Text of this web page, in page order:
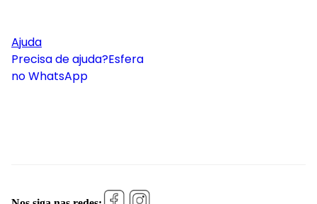
Ajuda
Precisa de ajuda?Esfera
no WhatsApp